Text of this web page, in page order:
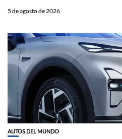
5 de agosto de 2026
AUTOS DEL MUNDO